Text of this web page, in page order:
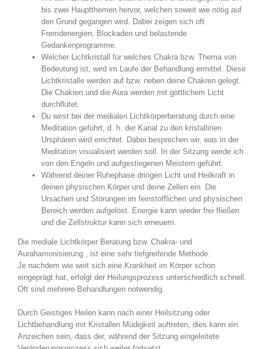
bis zwei Hauptthemen hervor, welchen soweit wie nötig auf
den Grund gegangen wird. Dabei zeigen sich oft
Fremdenergien, Blockaden und belastende
Gedankenprogramme.
Welcher Lichtkristall für welches Chakra bzw. Thema von
Bedeutung ist, wird im Laufe der Behandlung ermittel. Diese
Lichtkristalle werden auf bzw. neben deine Chakren gelegt.
Die Chakren und die Aura werden mit göttlichem Licht
durchflutet.
Du wirst bei der medialen Lichtkörperberatung durch eine
Meditation geführt, d. h. der Kanal zu den kristallinen
Ursphären wird errichtet. Dabei besprechen wir, was in der
Meditation visualisiert werden soll. In der Sitzung werde ich
von den Engeln und aufgestiegenen Meistern geführt.
Während deiner Ruhephase dringen Licht und Heilkraft in
deinen physischen Körper und deine Zellen ein. Die
Ursachen und Störungen im feinstofflichen und physischen
Bereich werden aufgelöst. Energie kann wieder frei fließen
und die Zellstruktur kann sich erneuern.
Die mediale Lichtkörper Beratung bzw. Chakra- und
Aurahamonisierung , ist eine sehr tiefgreifende Methode.
Je nachdem wie weit sich eine Krankheit im Körper schon
eingeprägt hat, erfolgt der Heilungsprozess unterschiedlich schnell.
Oft sind mehrere Behandlungen notwendig.
Durch Geistiges Heilen kann nach einer Heilsitzung oder
Lichtbehandlung mit Kristallen Müdigkeit auftreten, dies kann ein
Anzeichen sein, dass der, während der Sitzung eingeleitete